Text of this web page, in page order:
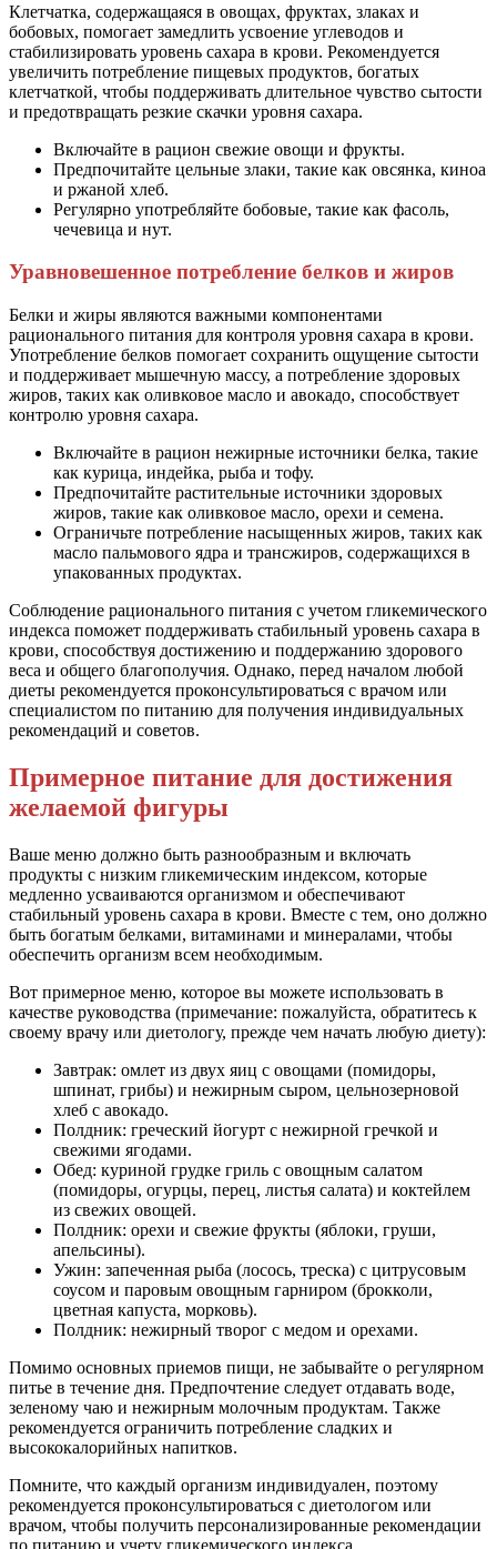
Клетчатка, содержащаяся в овощах, фруктах, злаках и
бобовых, помогает замедлить усвоение углеводов и
стабилизировать уровень сахара в крови. Рекомендуется
увеличить потребление пищевых продуктов, богатых
клетчаткой, чтобы поддерживать длительное чувство сытости
и предотвращать резкие скачки уровня сахара.
Включайте в рацион свежие овощи и фрукты.
Предпочитайте цельные злаки, такие как овсянка, киноа
и ржаной хлеб.
Регулярно употребляйте бобовые, такие как фасоль,
чечевица и нут.
Уравновешенное потребление белков и жиров
Белки и жиры являются важными компонентами
рационального питания для контроля уровня сахара в крови.
Употребление белков помогает сохранить ощущение сытости
и поддерживает мышечную массу, а потребление здоровых
жиров, таких как оливковое масло и авокадо, способствует
контролю уровня сахара.
Включайте в рацион нежирные источники белка, такие
как курица, индейка, рыба и тофу.
Предпочитайте растительные источники здоровых
жиров, такие как оливковое масло, орехи и семена.
Ограничьте потребление насыщенных жиров, таких как
масло пальмового ядра и трансжиров, содержащихся в
упакованных продуктах.
Соблюдение рационального питания с учетом гликемического
индекса поможет поддерживать стабильный уровень сахара в
крови, способствуя достижению и поддержанию здорового
веса и общего благополучия. Однако, перед началом любой
диеты рекомендуется проконсультироваться с врачом или
специалистом по питанию для получения индивидуальных
рекомендаций и советов.
Примерное питание для достижения
желаемой фигуры
Ваше меню должно быть разнообразным и включать
продукты с низким гликемическим индексом, которые
медленно усваиваются организмом и обеспечивают
стабильный уровень сахара в крови. Вместе с тем, оно должно
быть богатым белками, витаминами и минералами, чтобы
обеспечить организм всем необходимым.
Вот примерное меню, которое вы можете использовать в
качестве руководства (примечание: пожалуйста, обратитесь к
своему врачу или диетологу, прежде чем начать любую диету):
Завтрак: омлет из двух яиц с овощами (помидоры,
шпинат, грибы) и нежирным сыром, цельнозерновой
хлеб с авокадо.
Полдник: греческий йогурт с нежирной гречкой и
свежими ягодами.
Обед: куриной грудке гриль с овощным салатом
(помидоры, огурцы, перец, листья салата) и коктейлем
из свежих овощей.
Полдник: орехи и свежие фрукты (яблоки, груши,
апельсины).
Ужин: запеченная рыба (лосось, треска) с цитрусовым
соусом и паровым овощным гарниром (брокколи,
цветная капуста, морковь).
Полдник: нежирный творог с медом и орехами.
Помимо основных приемов пищи, не забывайте о регулярном
питье в течение дня. Предпочтение следует отдавать воде,
зеленому чаю и нежирным молочным продуктам. Также
рекомендуется ограничить потребление сладких и
высококалорийных напитков.
Помните, что каждый организм индивидуален, поэтому
рекомендуется проконсультироваться с диетологом или
врачом, чтобы получить персонализированные рекомендации
по питанию и учету гликемического индекса.